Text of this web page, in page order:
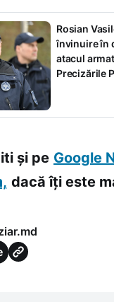
Rosian
învinuire în
atacul
Precizările
și pe Google
dacă îți este